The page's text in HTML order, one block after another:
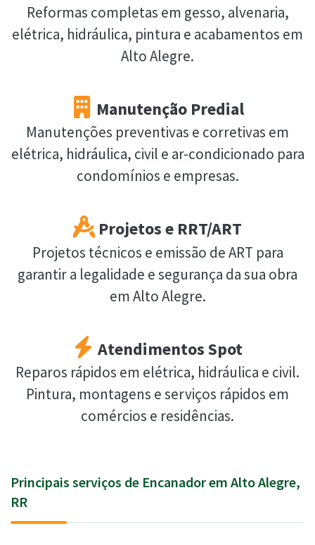
Reformas completas em gesso, alvenaria,
elétrica, hidráulica, pintura e acabamentos em
Alto Alegre.
Manutenção Predial
Manutenções preventivas e corretivas em
elétrica, hidráulica, civil e ar-condicionado para
condomínios e empresas.
Projetos e RRT/ART
Projetos técnicos e emissão de ART para
garantir a legalidade e segurança da sua obra
em Alto Alegre.
Atendimentos Spot
Reparos rápidos em elétrica, hidráulica e civil.
Pintura, montagens e serviços rápidos em
comércios e residências.
Principais serviços de Encanador em Alto Alegre,
RR